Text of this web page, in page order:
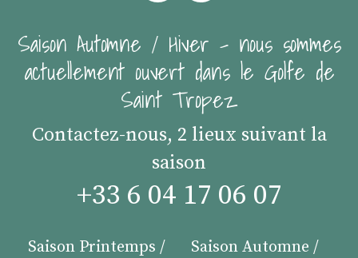
Saison Automne / Hiver - nous sommes
actuellement ouvert dans le Golfe de
Saint Tropez
Contactez-nous, 2 lieux suivant la
saison
+33 6 04 17 06 07
Saison Printemps /
Saison Automne /